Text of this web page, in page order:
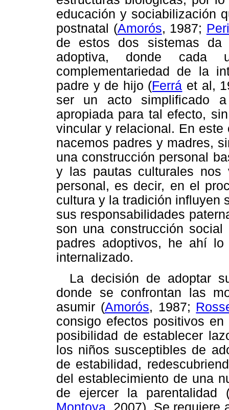
educación y sociabilización
postnatal (Amorós, 1987;
de estos dos sistemas
adoptiva, donde
complementariedad de la
padre y de hijo (Ferrá et al,
ser un acto simplificado
apropiada para tal efecto,
vincular y relacional. En
nacemos padres y madres,
una construcción personal
y las pautas culturales nos
personal, es decir, en el
cultura y la tradición influyen
sus responsabilidades
son una construcción
padres adoptivos, he ahí
internalizado.
La decisión de adoptar
donde se confrontan las
asumir (Amorós, 1987;
consigo efectos positivos
posibilidad de establecer
los niños susceptibles de
de estabilidad,
del establecimiento de una
de ejercer la parentalidad
Montoya , 2007). Se